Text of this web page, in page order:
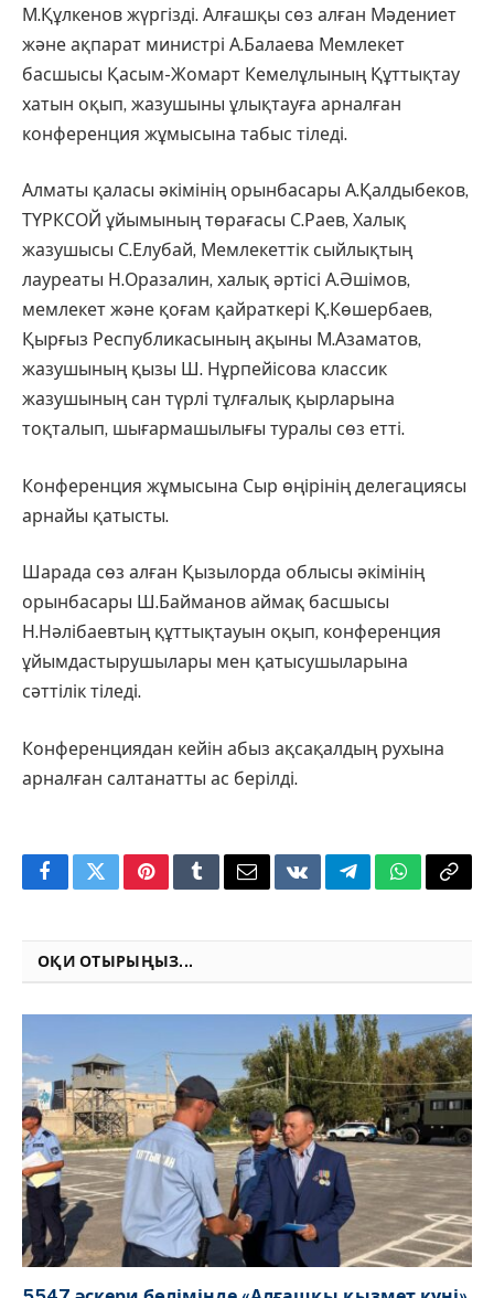
М.Құлкенов жүргізді. Алғашқы сөз алған Мәдениет
және ақпарат министрі А.Балаева Мемлекет
басшысы Қасым-Жомарт Кемелұлының Құттықтау
хатын оқып, жазушыны ұлықтауға арналған
конференция жұмысына табыс тіледі.
Алматы қаласы әкімінің орынбасары А.Қалдыбеков,
ТҮРКСОЙ ұйымының төрағасы С.Раев, Халық
жазушысы С.Елубай, Мемлекеттік сыйлықтың
лауреаты Н.Оразалин, халық әртісі А.Әшімов,
мемлекет және қоғам қайраткері Қ.Көшербаев,
Қырғыз Республикасының ақыны М.Азаматов,
жазушының қызы Ш. Нұрпейісова классик
жазушының сан түрлі тұлғалық қырларына
тоқталып, шығармашылығы туралы сөз етті.
Конференция жұмысына Сыр өңірінің делегациясы
арнайы қатысты.
Шарада сөз алған Қызылорда облысы әкімінің
орынбасары Ш.Байманов аймақ басшысы
Н.Нәлібаевтың құттықтауын оқып, конференция
ұйымдастырушылары мен қатысушыларына
сәттілік тіледі.
Конференциядан кейін абыз ақсақалдың рухына
арналған салтанатты ас берілді.
FacebookTwitterPinterestTumblrEmailVKontakteTelegramWhatsApp
Copy
ОҚИ ОТЫРЫҢЫЗ...